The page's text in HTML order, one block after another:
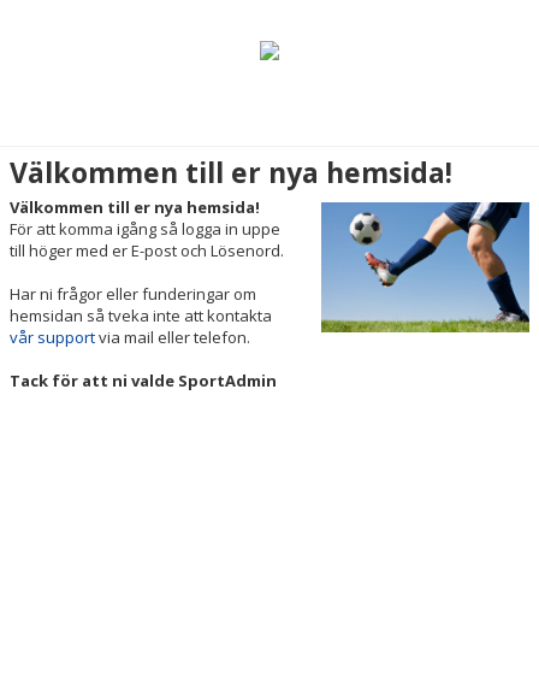
BILDGALLERI
DOKUMENT
KONTAKT
Välkommen till er nya hemsida!
Välkommen till er nya hemsida!
För att komma igång så logga in uppe
till höger med er E-post och Lösenord.
Har ni frågor eller funderingar om
hemsidan så tveka inte att kontakta
vår supportvia mail eller telefon.
Tack för att ni valde SportAdmin